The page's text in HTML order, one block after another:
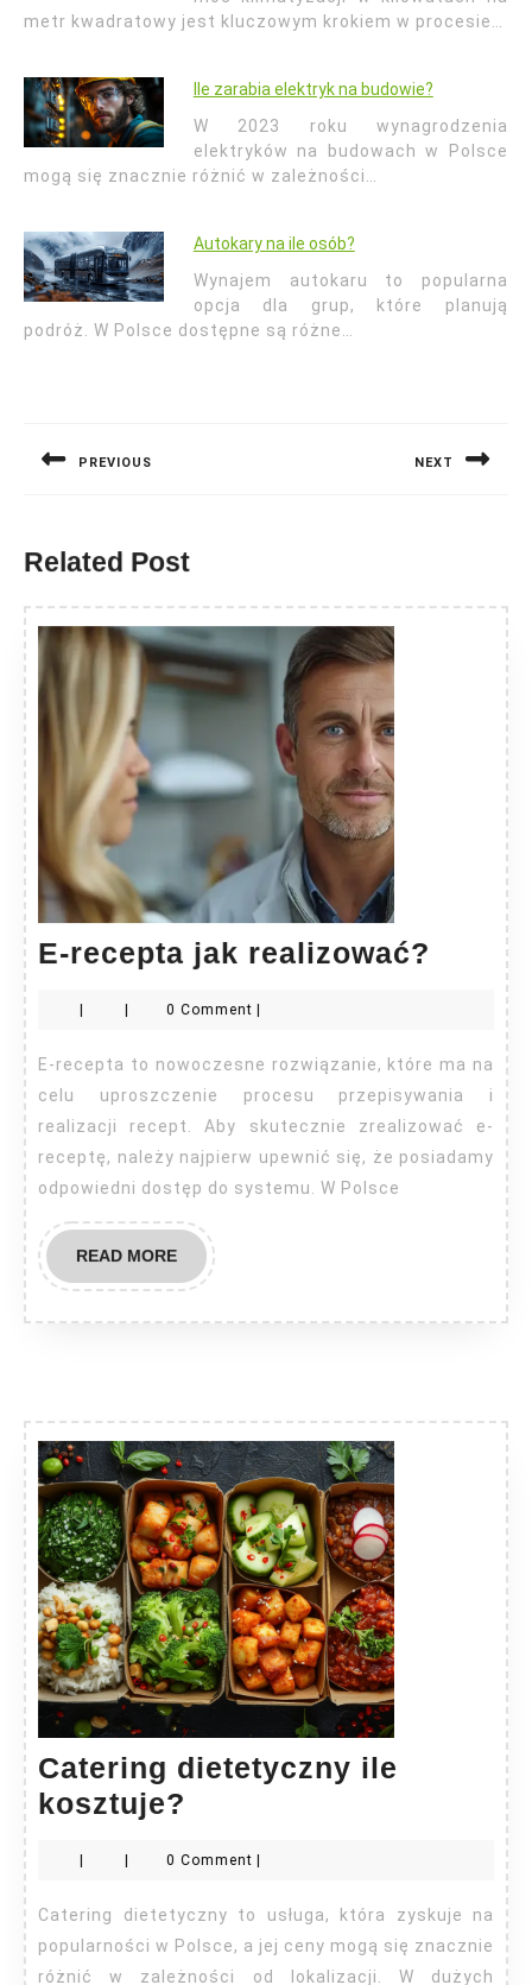
metr kwadratowy jest kluczowym krokiem w procesie…
Ile zarabia elektryk na budowie?
W 2023 roku wynagrodzenia
elektryków na budowach w Polsce
mogą się znacznie różnić w zależności…
Autokary na ile osób?
Wynajem autokaru to popularna
opcja dla grup, które planują
podróż. W Polsce dostępne są różne…
PREVIOUS NEXT
Related Post
E-recepta jak realizować?
0 Comment
E-recepta to nowoczesne rozwiązanie, które ma na
celu uproszczenie procesu przepisywania i
realizacji recept. Aby skutecznie zrealizować e-
receptę, należy najpierw upewnić się, że posiadamy
odpowiedni dostęp do systemu. W Polsce
READ MOREREAD
MORE
Catering dietetyczny ile
kosztuje?
ile
kosztuje?
| | 0 Comment |
Catering dietetyczny to usługa, która zyskuje na
popularności w Polsce, a jej ceny mogą się znacznie
różnić w zależności od lokalizacji. W dużych